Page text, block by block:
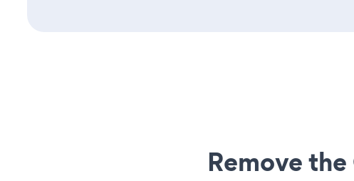
Remove